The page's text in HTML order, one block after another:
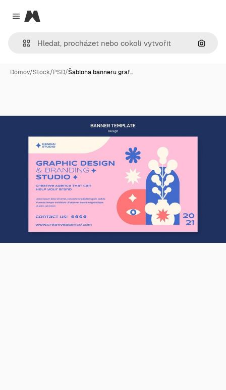
Close menu
Magnific
Hledat
Domov/Stock/PSD/Šablona banneru graf…